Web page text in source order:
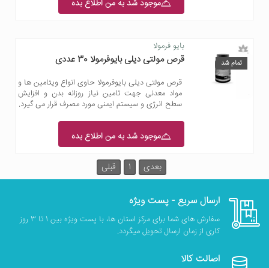
موجود شد به من اطلاع بده
تمام شد
بایو فرمولا
قرص مولتی دیلی بایوفرمولا 30 عددی
قرص مولتی دیلی بایوفرمولا حاوی انواع ویتامین ها و
مواد معدنی جهت تامین نیاز روزانه بدن و افزایش
سطح انرژی و سیستم ایمنی مورد مصرف قرار می گیرد.
موجود شد به من اطلاع بده
قبلی 1 بعدی
ارسال سریع - پست ویژه
سفارش های شما برای مرکز استان ها، با پست ویژه بین 1 تا 3 روز
کاری از زمان ارسال تحویل میگردد.
اصالت کالا